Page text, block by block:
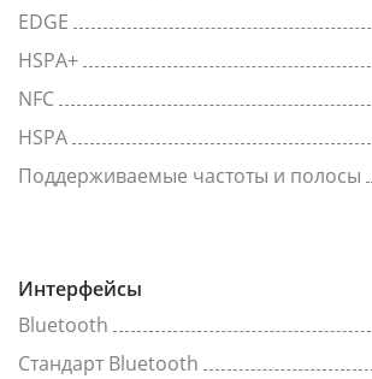
EDGE
HSPA+
NFC
HSPA
Поддерживаемые частоты и полосы
Интерфейсы
Bluetooth
Стандарт Bluetooth